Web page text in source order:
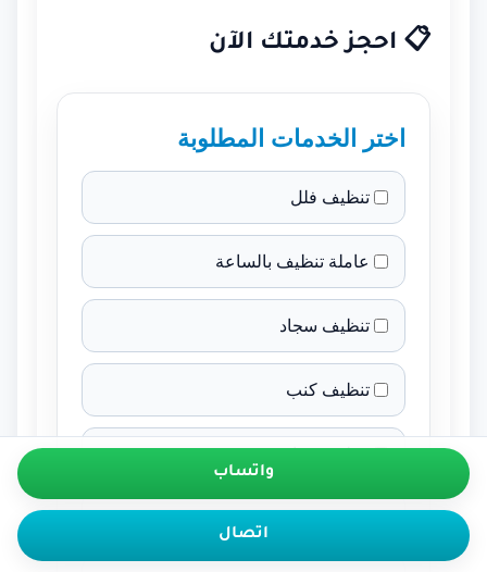
📋 احجز خدمتك الآن
اختر الخدمات المطلوبة
تنظيف فلل
عاملة تنظيف بالساعة
تنظيف سجاد
تنظيف كنب
تنظيف ستائر
تنظيف مراتب
واتساب
اتصال